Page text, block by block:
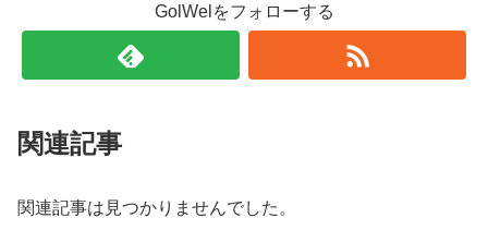
GolWelをフォローする
関連記事
関連記事は見つかりませんでした。